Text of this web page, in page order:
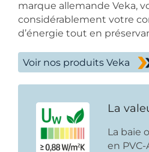
marque allemande Veka,
considérablement votre
d’énergie tout en
Voir nos produits Veka
La
La baie
en